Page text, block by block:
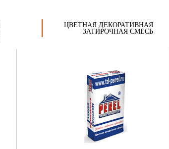
ЦВЕТНАЯ ДЕКОРАТИВНАЯ
ЗАТИРОЧНАЯ СМЕСЬ